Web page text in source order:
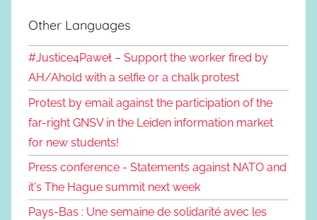
Other Languages
#Justice4Paweł – Support the worker fired by
AH/Ahold with a selfie or a chalk protest
Protest by email against the participation of the
far-right GNSV in the Leiden information market
for new students!
Press conference - Statements against NATO and
it's The Hague summit next week
Pays-Bas : Une semaine de solidarité avec les